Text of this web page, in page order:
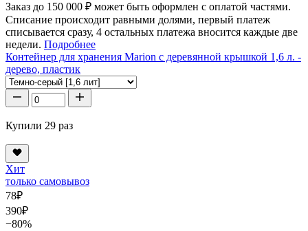
Заказ до 150 000 ₽ может быть оформлен с оплатой частями.
Списание происходит равными долями, первый платеж
списывается сразу, 4 остальных платежа вносится каждые две
недели. Подробнее
Контейнер для хранения Marion с деревянной крышкой 1,6 л. -
дерево, пластик
Купили 29 раз
Хит
только самовывоз
78₽
390₽
−80%